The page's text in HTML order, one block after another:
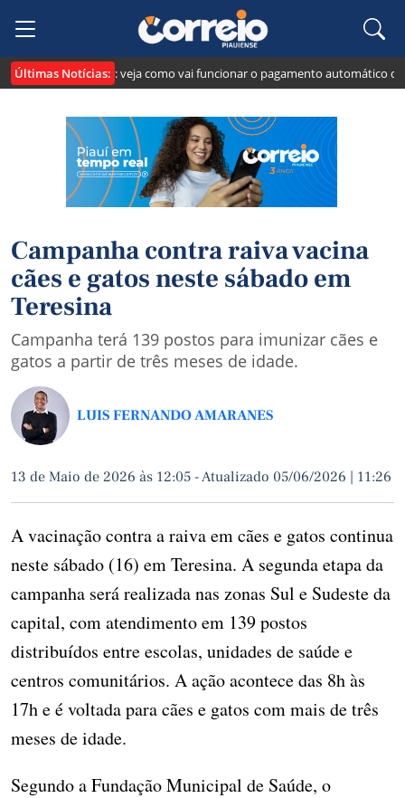
Últimas Notícias:
o "Pix Pensão": veja como vai funcionar o pagamento automático da
Campanha contra raiva vacina
cães e gatos neste sábado em
Teresina
Campanha terá 139 postos para imunizar cães e
gatos a partir de três meses de idade.
LUIS FERNANDO AMARANES
13 de Maio de 2026 às 12:05 -Atualizado 05/06/2026 | 11:26
A vacinação contra a raiva em cães e gatos continua
neste sábado (16) em Teresina. A segunda etapa da
campanha será realizada nas zonas Sul e Sudeste da
capital, com atendimento em 139 postos
distribuídos entre escolas, unidades de saúde e
centros comunitários. A ação acontece das 8h às
17h e é voltada para cães e gatos com mais de três
meses de idade.
Segundo a Fundação Municipal de Saúde, o